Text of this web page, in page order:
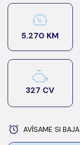
5.270 KM
327 CV
AVÍSAME SI BAJA